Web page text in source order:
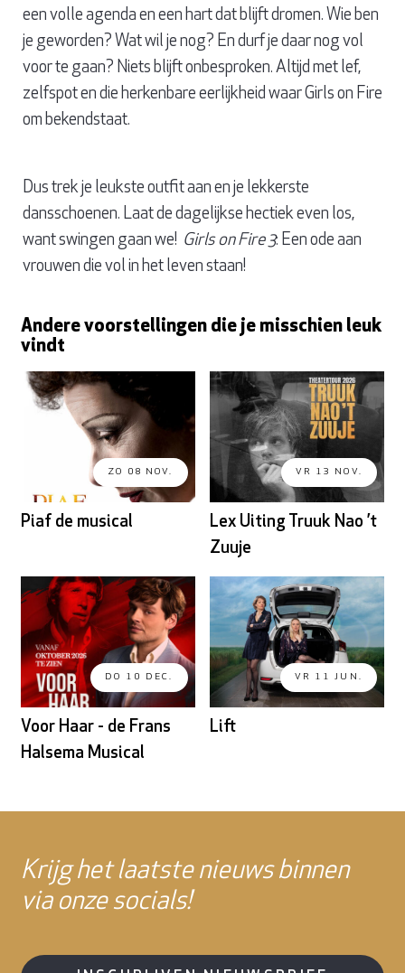
een volle agenda en een hart dat blijft dromen. Wie ben
je geworden? Wat wil je nog? En durf je daar nog vol
voor te gaan? Niets blijft onbesproken. Altijd met lef,
zelfspot en die herkenbare eerlijkheid waar Girls on Fire
om bekendstaat.
Dus trek je leukste outfit aan en je lekkerste
dansschoenen. Laat de dagelijkse hectiek even los,
want swingen gaan we! Girls on Fire 3: Een ode aan
vrouwen die vol in het leven staan!
Andere voorstellingen die je misschien leuk
vindt
ZO 08 NOV.
Piaf de musical
VR 13 NOV.
Lex Uiting Truuk Nao ’t
Zuuje
DO 10 DEC.
Voor Haar - de Frans
Halsema Musical
VR 11 JUN.
Lift
Krijg het laatste nieuws binnen
via onze socials!